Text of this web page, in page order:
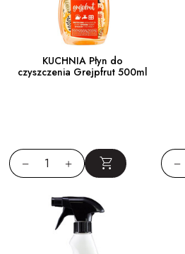
KUCHNIA Płyn do
czyszczenia Grejpfrut 500ml